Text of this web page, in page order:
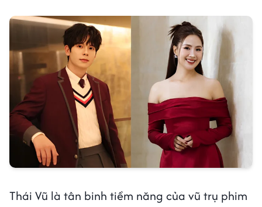
Thái Vũ là tân binh tiềm năng của vũ trụ phim